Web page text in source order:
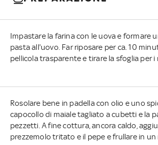
Impastare la farina con le uova e formare
pasta all'uovo. Far riposare per ca. 10
pellicola trasparente e tirare la sfoglia per i
Rosolare bene in padella con olio e uno
capocollo di maiale tagliato a cubetti e la
pezzetti. A fine cottura, ancora caldo,
prezzemolo tritato e il pepe e frullare in un